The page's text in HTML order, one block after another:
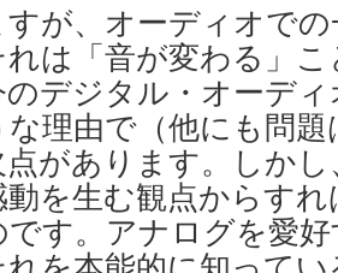
が、オーディオで
れは「音が変わる」
のデジタル・オーデ
な理由で（他にも問
があります。しか
動を生む観点からす
す。アナログを愛